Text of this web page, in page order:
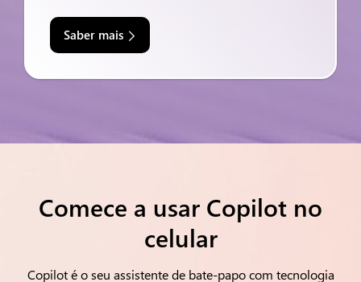
Saber mais
Comece a usar Copilot no
celular
Copilot é o seu assistente de bate-papo com tecnologia